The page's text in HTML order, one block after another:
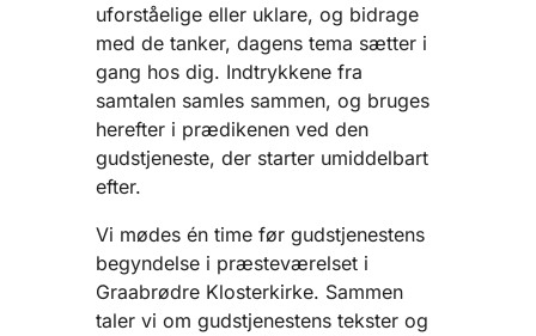
uforståelige eller uklare, og bidrage
med de tanker, dagens tema sætter i
gang hos dig. Indtrykkene fra
samtalen samles sammen, og bruges
herefter i prædikenen ved den
gudstjeneste, der starter umiddelbart
efter.
Vi mødes én time før gudstjenestens
begyndelse i præsteværelset i
Graabrødre Klosterkirke. Sammen
taler vi om gudstjenestens tekster og